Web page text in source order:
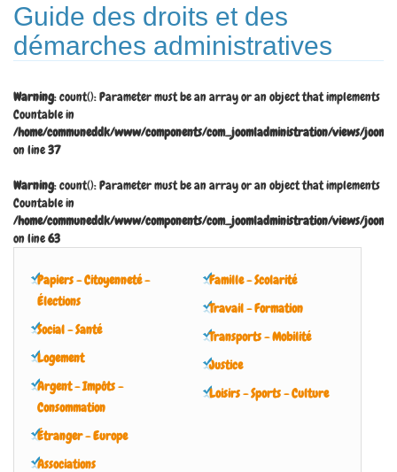
Guide des droits et des
démarches administratives
Warning: count(): Parameter must be an array or an object that implements
Countable in
/home/communeddk/www/components/com_joomladministration/views/
on line37
Warning: count(): Parameter must be an array or an object that implements
Countable in
/home/communeddk/www/components/com_joomladministration/views/
on line63
Papiers - Citoyenneté -
Élections
Social - Santé
Logement
Argent - Impôts -
Consommation
Étranger - Europe
Associations
Famille - Scolarité
Travail - Formation
Transports - Mobilité
Justice
Loisirs - Sports - Culture